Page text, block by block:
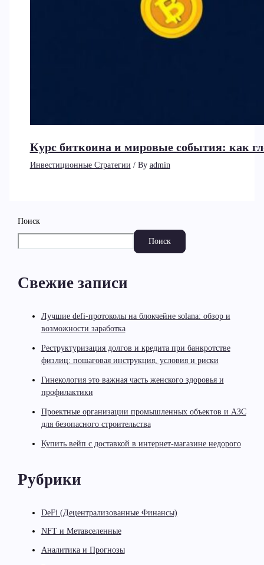
Курс биткоина и мировые события: как
Инвестиционные Стратегии / By admin
Поиск
Поиск
Свежие записи
Лучшие defi-протоколы на блокчейне solana: обзор и
возможности заработка
Реструктуризация долгов и кредита при банкротстве
физлиц: пошаговая инструкция, условия и риски
Гинекология это важная часть женского здоровья и
профилактики
Проектные организации промышленных объектов и АЗС
для безопасного строительства
Купить вейп с доставкой в интернет-магазине недорого
Рубрики
DeFi (Децентрализованные Финансы)
NFT и Метавселенные
Аналитика и Прогнозы